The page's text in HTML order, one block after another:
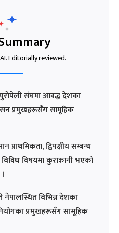
Editorially reviewed.
युरोपेली संघमा आबद्ध देशका
प्रमुखहरूसँग सामूहिक
द्विपक्षीय सम्बन्ध
विषयमा कुराकानी भएको
विभिन्न देशका
प्रमुखहरूसँग सामूहिक